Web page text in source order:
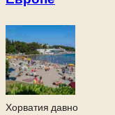
Хорватия давно